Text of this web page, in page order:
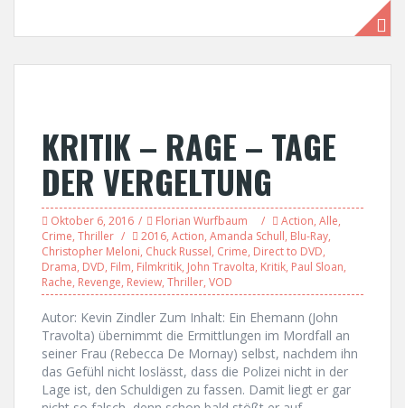
KRITIK – RAGE – TAGE
DER VERGELTUNG
Oktober 6, 2016 Florian Wurfbaum Action, Alle,
Crime, Thriller 2016, Action, Amanda Schull, Blu-Ray,
Christopher Meloni, Chuck Russel, Crime, Direct to DVD,
Drama, DVD, Film, Filmkritik, John Travolta, Kritik, Paul Sloan,
Rache, Revenge, Review, Thriller, VOD
Autor: Kevin Zindler Zum Inhalt: Ein Ehemann (John
Travolta) übernimmt die Ermittlungen im Mordfall an
seiner Frau (Rebecca De Mornay) selbst, nachdem ihn
das Gefühl nicht loslässt, dass die Polizei nicht in der
Lage ist, den Schuldigen zu fassen. Damit liegt er gar